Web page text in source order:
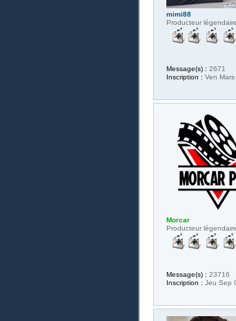
mimi88
Producteur légendaire
Message(s) : 2671
Inscription : Ven
Morcar
Producteur légendaire
Message(s) : 23716
Inscription : Jeu Sep